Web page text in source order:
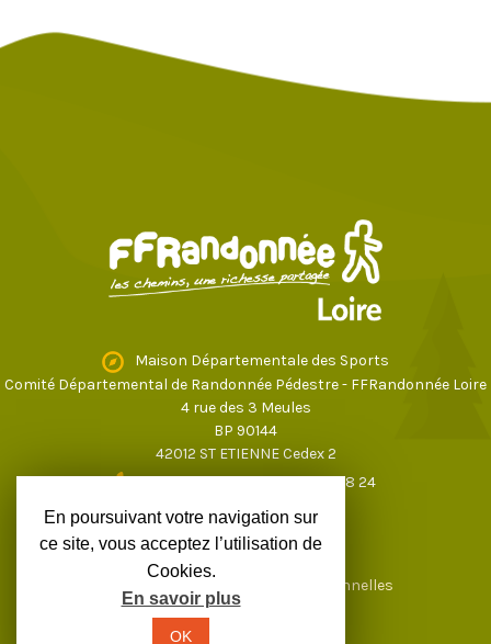
Maison Départementale des Sports
Comité Départemental de Randonnée Pédestre - FFRandonnée Loire
4 rue des 3 Meules
BP 90144
42012 ST ETIENNE Cedex 2
04 77 43 59 17ou04 77 37 28 24
loire@ffrandonnee.fr
Données personnelles
En poursuivant votre navigation sur
ce site, vous acceptez l’utilisation de
Cookies.
En savoir plus
OK